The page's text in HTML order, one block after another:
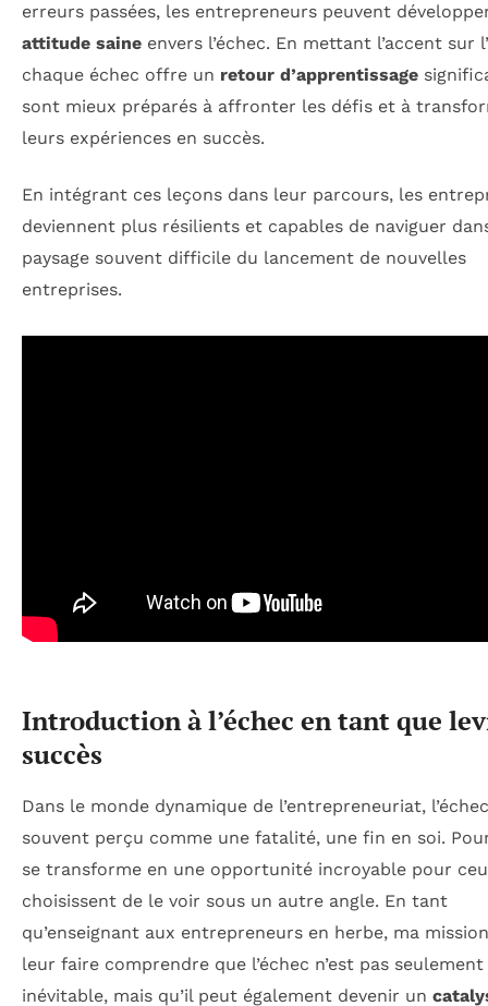
erreurs passées, les entrepreneurs peuvent
attitude saine envers l’échec. En mettant l’accent sur
chaque échec offre un retour d’apprentissage
sont mieux préparés à affronter les défis et à
leurs expériences en succès.
En intégrant ces leçons dans leur parcours, les
deviennent plus résilients et capables de naviguer
paysage souvent difficile du lancement de nouvelles
entreprises.
Introduction à l’échec en tant que
succès
Dans le monde dynamique de l’entrepreneuriat,
souvent perçu comme une fatalité, une fin en soi.
se transforme en une opportunité incroyable pour
choisissent de le voir sous un autre angle. En tant
qu’enseignant aux entrepreneurs en herbe, ma
leur faire comprendre que l’échec n’est pas seulement
inévitable, mais qu’il peut également devenir un